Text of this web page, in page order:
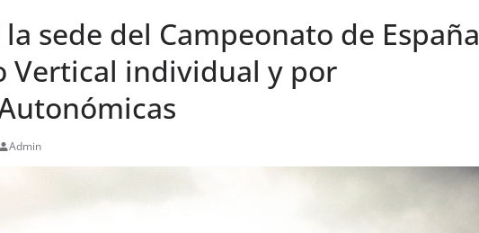
la sede del Campeonato de España
Vertical individual y por
Admin